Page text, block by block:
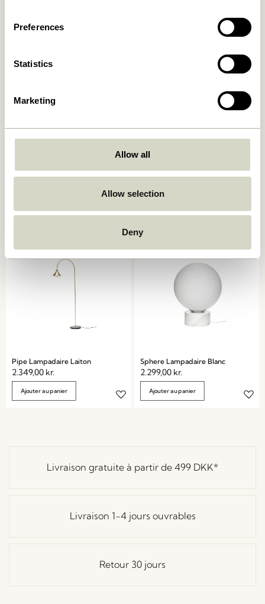
Preferences
Statistics
Marketing
Allow all
Allow selection
Deny
Ajouter au panier
2.099,00
Ajouter au panier
Pipe Lampadaire Laiton
2.349,00 kr.
Ajouter au panier
Sphere Lampadaire Blanc
2.299,00 kr.
Ajouter au panier
Livraison gratuite à partir de 499 DKK*
Livraison 1-4 jours ouvrables
Retour 30 jours